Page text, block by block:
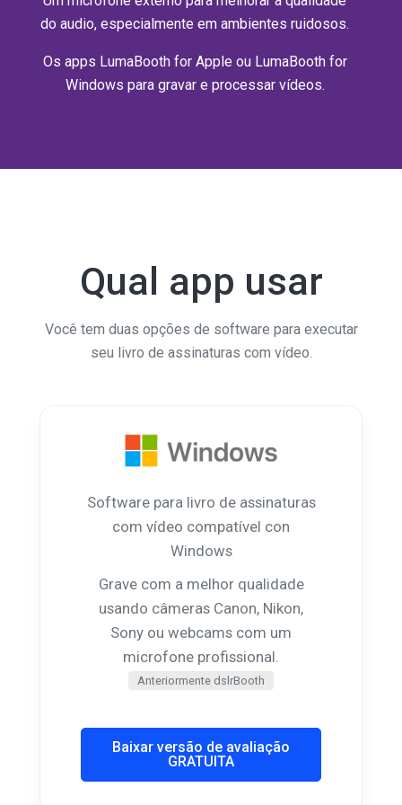
do audio, especialmente em ambientes ruidosos.
Os apps LumaBooth for Apple ou LumaBooth for
Windows para gravar e processar vídeos.
Qual app usar
Você tem duas opções de software para executar
seu livro de assinaturas com vídeo.
Software para livro de assinaturas
com vídeo compatível con
Windows
Grave com a melhor qualidade
usando câmeras Canon, Nikon,
Sony ou webcams com um
microfone profissional.
Anteriormente dslrBooth
Baixar versão de avaliação
GRATUITA